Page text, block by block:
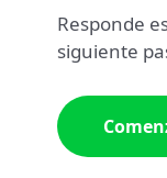
Responde
siguiente